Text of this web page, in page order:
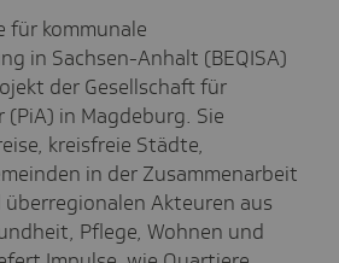
für kommunale
in Sachsen-Anhalt (BEQISA)
der Gesellschaft für
in Magdeburg. Sie
kreisfreie Städte,
in der Zusammenarbeit
Akteuren aus
Pflege, Wohnen und